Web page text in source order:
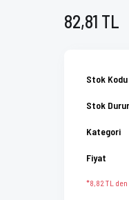
82,81 TL
Stok Kodu
Stok
Kategori
Fiyat
*8,82 TL